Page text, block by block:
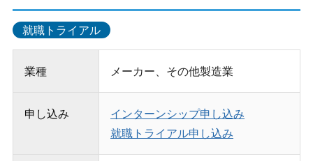
就職トライアル
業種 メーカー、その他製造業
申し込み
インターンシップ申し込み
就職トライアル申し込み